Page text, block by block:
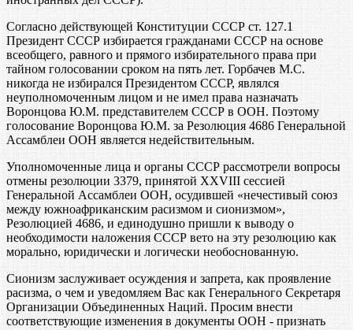
Согласно действующей Конституции СССР ст. 127.1
Президент СССР избирается гражданами СССР на основе
всеобщего, равного и прямого избирательного права при
тайном голосовании сроком на пять лет. Горбачев М.С.
никогда не избирался Президентом СССР, являлся
неуполномоченным лицом и не имел права назначать
Воронцова Ю.М. представителем СССР в ООН. Поэтому
голосование Воронцова Ю.М. за Резолюция 4686 Генеральной
Ассамблеи ООН является недействительным.
Уполномоченные лица и органы СССР рассмотрели вопросы
отмены резолюции 3379, принятой XXVIII сессией
Генеральной Ассамблеи ООН, осудившей «нечестивый союз
между южноафриканским расизмом и сионизмом»,
Резолюцией 4686, и единодушно пришли к выводу о
необходимости наложения СССР вето на эту резолюцию как
морально, юридически и логически необоснованную.
Сионизм заслуживает осуждения и запрета, как проявление
расизма, о чем и уведомляем Вас как Генерального Секретаря
Организации Объединенных Наций. Просим внести
соответствующие изменения в документы ООН - признать